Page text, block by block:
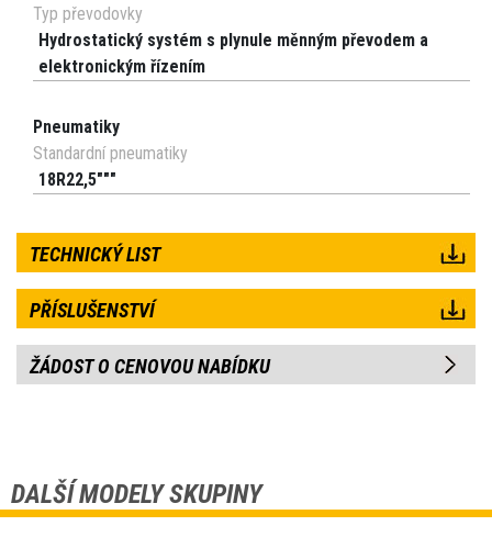
Typ převodovky
Hydrostatický systém s plynule měnným převodem a
elektronickým řízením
Pneumatiky
Standardní pneumatiky
18R22,5"""
TECHNICKÝ LIST
PŘÍSLUŠENSTVÍ
ŽÁDOST O CENOVOU NABÍDKU
DALŠÍ MODELY SKUPINY